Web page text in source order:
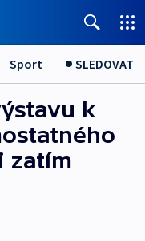
Sport SLEDOVAT
k
zatím